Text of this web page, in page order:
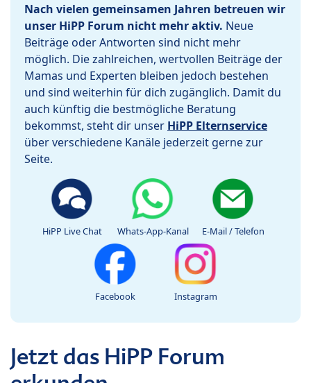
Nach vielen gemeinsamen Jahren betreuen wir
unser HiPP Forum nicht mehr aktiv. Neue
Beiträge oder Antworten sind nicht mehr
möglich. Die zahlreichen, wertvollen Beiträge der
Mamas und Experten bleiben jedoch bestehen
und sind weiterhin für dich zugänglich. Damit du
auch künftig die bestmögliche Beratung
bekommst, steht dir unser HiPP Elternservice
über verschiedene Kanäle jederzeit gerne zur
Seite.
HiPP Live Chat Whats-App-Kanal E-Mail / Telefon
Facebook Instagram
Jetzt das HiPP Forum